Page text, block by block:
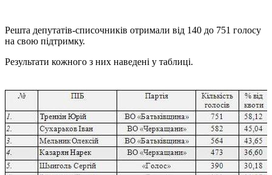
Решта депутатів-списочників отримали від 140 до 751 голосу
на свою підтримку.
Результати кожного з них наведені у таблиці.